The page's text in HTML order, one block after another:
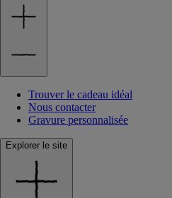
Trouver le cadeau idéal
Nous contacter
Gravure personnalisée
Explorer le site